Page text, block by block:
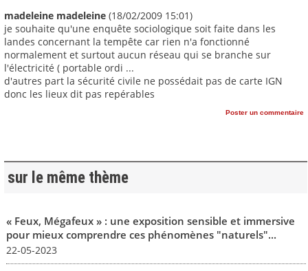
madeleine madeleine (18/02/2009 15:01)
je souhaite qu'une enquête sociologique soit faite dans les
landes concernant la tempête car rien n'a fonctionné
normalement et surtout aucun réseau qui se branche sur
l'électricité ( portable ordi ...
d'autres part la sécurité civile ne possédait pas de carte IGN
donc les lieux dit pas repérables
Poster un commentaire
sur le même thème
« Feux, Mégafeux » : une exposition sensible et immersive
pour mieux comprendre ces phénomènes "naturels"...
22-05-2023